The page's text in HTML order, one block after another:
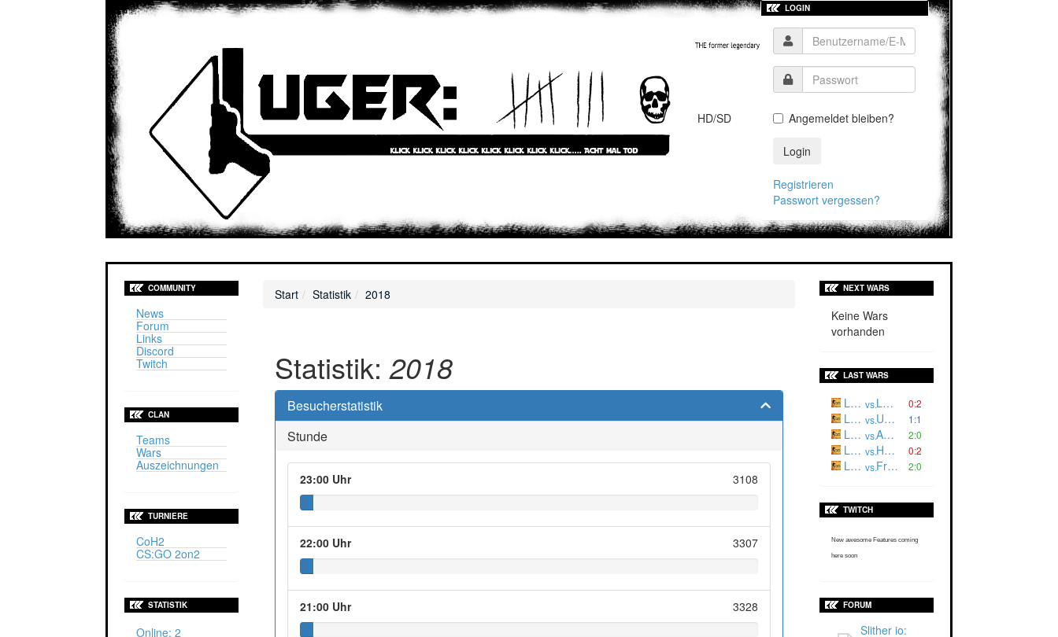
HD/SD
LOGIN
Angemeldet bleiben?
Login
Registrieren
Passwort vergessen?
COMMUNITY
News
Forum
Links
Discord
Twitch
CLAN
Teams
Wars
Auszeichnungen
TURNIERE
CoH2
CS:GO 2on2
STATISTIK
Online: 2
Start Statistik 2018
Statistik:2018
Besucherstatistik
Stunde
23:00 Uhr 3108
22:00 Uhr 3307
21:00 Uhr 3328
NEXT WARS
Keine Wars
vorhanden
LAST WARS
Luger² vs. L3CH | 0:2
Luger ' vs. ULSQ 1:1
Luger² vs. ARES 2:0
Luger ' vs. HRNET 0:2
Luger ' vs. Fractum 2:0
TWITCH
New awesome Features coming
here soon
FORUM
Slither io: